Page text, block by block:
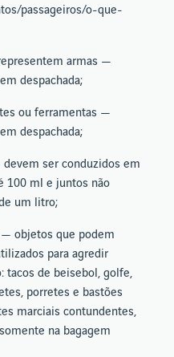
passageiros/o-que-
armas —
despachada;
ou ferramentas —
despachada;
ser conduzidos em
100 ml e juntos não
um litro;
— objetos que podem
para agredir
tacos de beisebol, golfe,
porretes e bastões
marciais contundentes,
na bagagem